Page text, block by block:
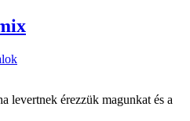
levertnek érezzük magunkat és a